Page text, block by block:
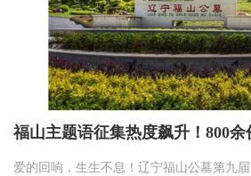
福山主题语征集热度飙升！800
福山
爱的回响，生生不息！辽宁福山公墓第九